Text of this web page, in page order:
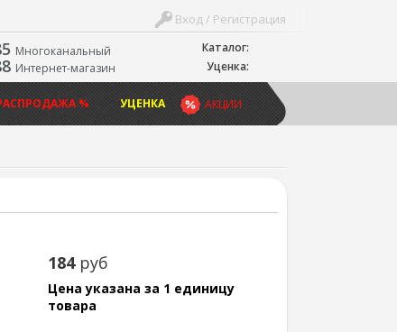
Каталог:
Уценка:
Вход / Регистрация
Многоканальный
Интернет-магазин
АКЦИИ
% УЦЕНКА
184 руб
Цена указана за 1 единицу
товара